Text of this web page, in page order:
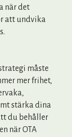
när det
att undvika
måste
mer frihet,
stärka dina
du behåller
när OTA